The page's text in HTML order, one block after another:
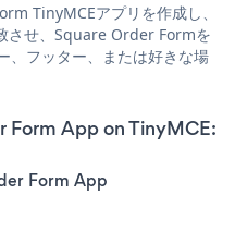
TinyMCEアプリを作成し、
させ、Square Order Formを
、フッター、または好きな場
Form App on TinyMCE:
Form App